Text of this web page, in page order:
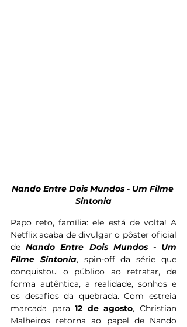
Nando Entre Dois Mundos - Um Filme
Sintonia
Papo reto, família: ele está de volta! A
Netflix acaba de divulgar o pôster oficial
de Nando Entre Dois Mundos - Um
Filme Sintonia, spin-off da série que
conquistou o público ao retratar, de
forma autêntica, a realidade, sonhos e
os desafios da quebrada. Com estreia
marcada para 12 de agosto, Christian
Malheiros retorna ao papel de Nando